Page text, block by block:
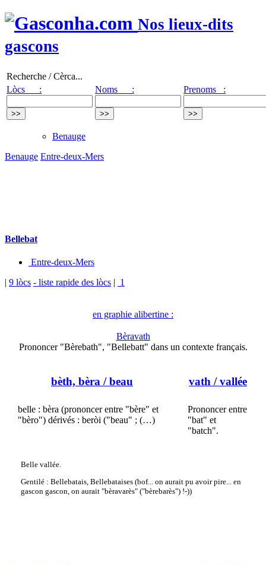
Nos lieux-dits
gascons
Recherche / Cèrca...
Lòcs :
Noms : Prenoms :
Benauge
Benauge Entre-deux-Mers
Bellebat
Entre-deux-Mers
| 9 lòcs - liste rapide des lòcs | 1
en graphie alibertine :
Bèravath
Prononcer "Bèrebath", "Bellebatt" dans un contexte français.
bèth, bèra / beau
belle : bèra (prononcer entre "bère" et
"bèro") dérivés : beròi ("beau" ; (…)
vath / vallée
Prononcer entre
"bat" et
"batch".
Belle vallée.
Gentilé : Bellebatais, Bellebataises (bof... on aurait pu avoir pire... en
gascon gascon, on aurait "bèravarès" ("bèrebarès") !-))